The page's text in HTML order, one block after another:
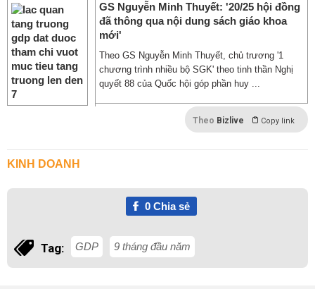
GS Nguyễn Minh Thuyết: '20/25 hội đồng
đã thông qua nội dung sách giáo khoa
mới'
Theo GS Nguyễn Minh Thuyết, chủ trương '1
chương trình nhiều bộ SGK' theo tinh thần Nghị
quyết 88 của Quốc hội góp phần huy ...
Theo Bizlive Copy link
KINH DOANH
0Chia sẻ
Tag: GDP 9 tháng đầu năm